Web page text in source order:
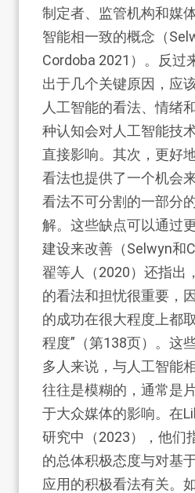
制定者、监管机构和媒
智能相一致的概念（
Cordoba 2021）。反过
出于几个关键原因，应
人工智能的看法、情绪
种认知会对人工智能技
直接影响。其次，更好
看法也提供了一个机会
看法不可分割的一部分
解。这些缺点可以通过
建设来改善（Selwyn和
翟等人（2020）还指出
的看法和担忧很重要，
的成功在很大程度上都
程度”（第138页）。这
多人来说，与人工智能
往往是模糊的，通常是
于大众媒体的影响。在
研究中（2023），他们
的总体积极态度与对基
应用的积极看法有关。